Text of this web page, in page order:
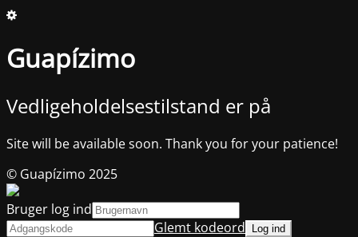
Guapízimo
Vedligeholdelsestilstand er på
Site will be available soon. Thank you for your patience!
© Guapízimo 2025
Bruger log ind
Glemt kodeord